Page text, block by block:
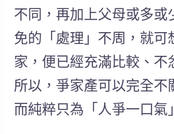
不同 ， 再加上父母或多或
免的「處理」不周，就可
家，便已經充滿比較、不
所以，爭家產可以完全不
而純粹只為 「人爭一口氣」